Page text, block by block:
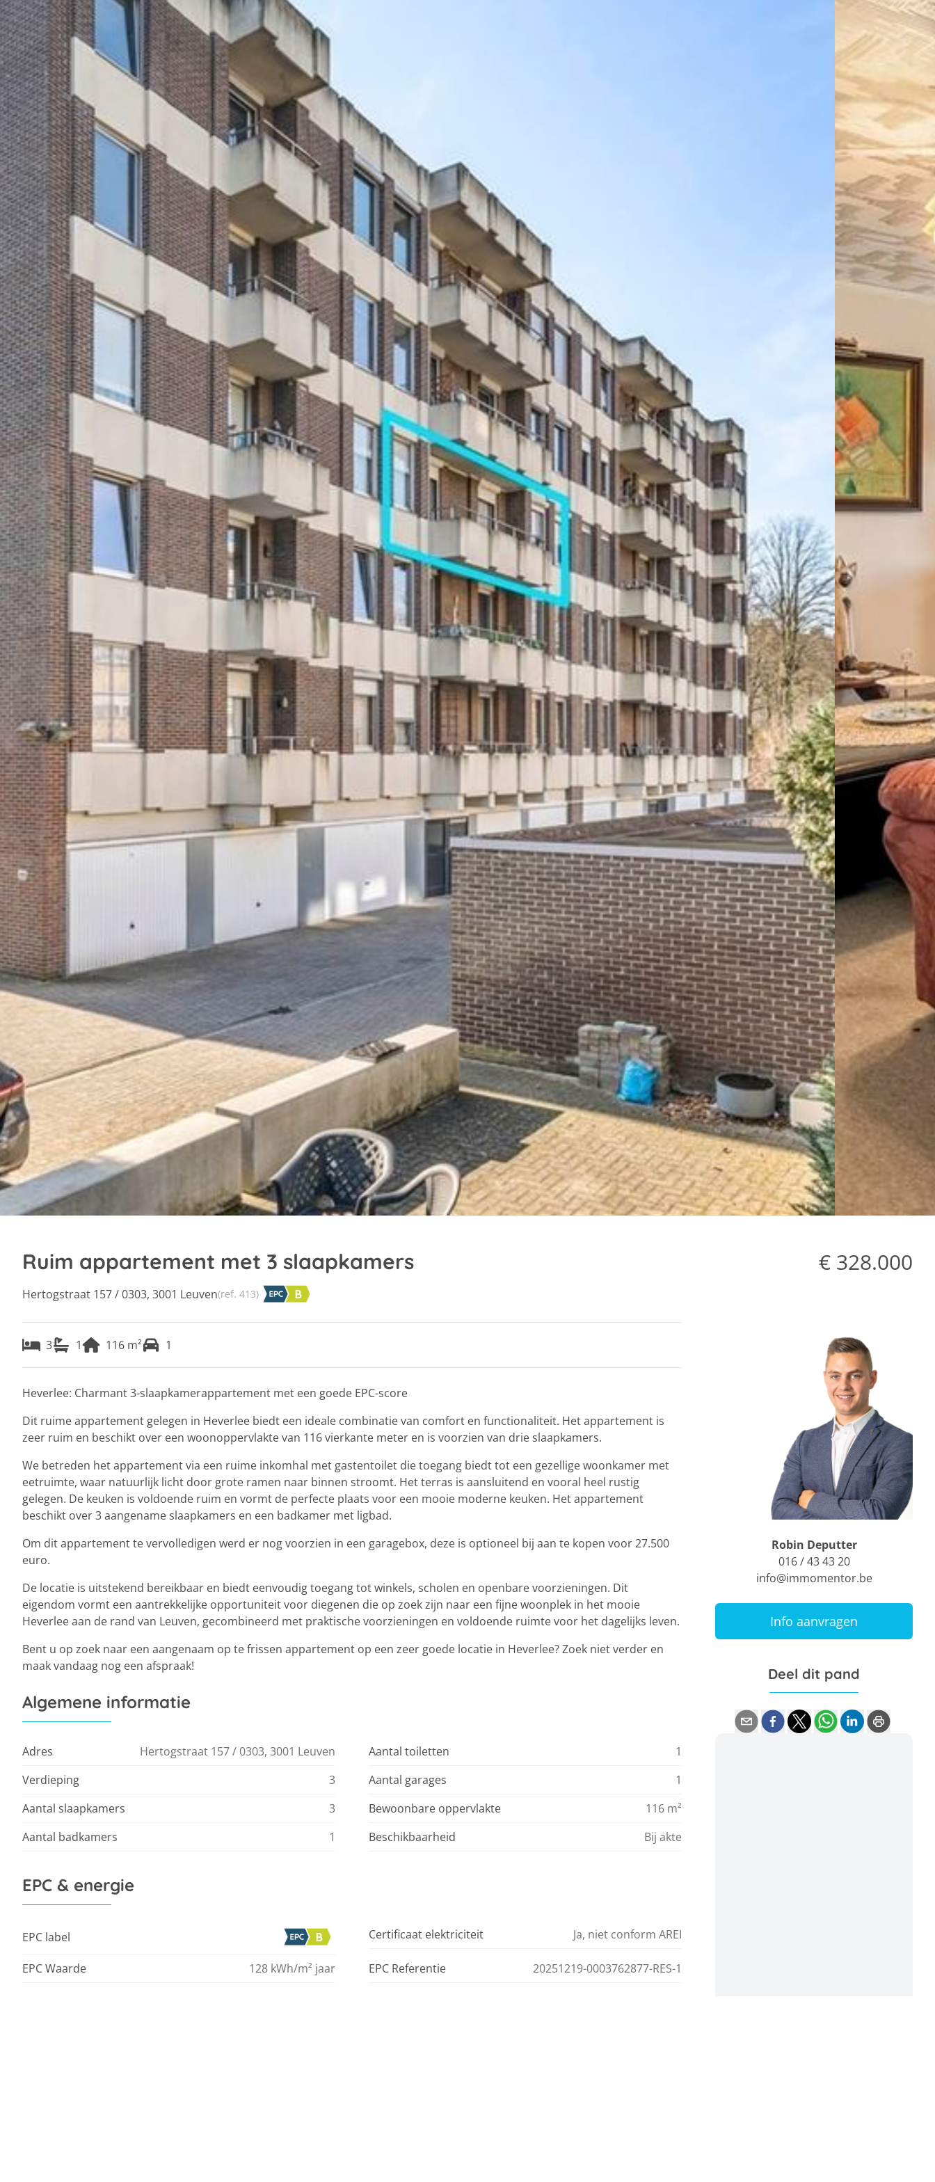
Ruim appartement met 3 slaapkamers € 328.000
Hertogstraat 157 / 0303, 3001 Leuven(ref. 413)
3 1 116 m² 1
Heverlee: Charmant 3-slaapkamerappartement met een goede EPC-score
Dit ruime appartement gelegen in Heverlee biedt een ideale combinatie van comfort en functionaliteit. Het appartement is
zeer ruim en beschikt over een woonoppervlakte van 116 vierkante meter en is voorzien van drie slaapkamers.
We betreden het appartement via een ruime inkomhal met gastentoilet die toegang biedt tot een gezellige woonkamer met
eetruimte, waar natuurlijk licht door grote ramen naar binnen stroomt. Het terras is aansluitend en vooral heel rustig
gelegen. De keuken is voldoende ruim en vormt de perfecte plaats voor een mooie moderne keuken. Het appartement
beschikt over 3 aangename slaapkamers en een badkamer met ligbad.
Om dit appartement te vervolledigen werd er nog voorzien in een garagebox, deze is optioneel bij aan te kopen voor 27.500
euro.
De locatie is uitstekend bereikbaar en biedt eenvoudig toegang tot winkels, scholen en openbare voorzieningen. Dit
eigendom vormt een aantrekkelijke opportuniteit voor diegenen die op zoek zijn naar een fijne woonplek in het mooie
Heverlee aan de rand van Leuven, gecombineerd met praktische voorzieningen en voldoende ruimte voor het dagelijks leven.
Bent u op zoek naar een aangenaam op te frissen appartement op een zeer goede locatie in Heverlee? Zoek niet verder en
maak vandaag nog een afspraak!
Algemene informatie
Adres Hertogstraat 157 / 0303, 3001 Leuven Aantal toiletten
1
Verdieping
3 Aantal garages
1
Aantal slaapkamers
3 Bewoonbare oppervlakte
116 m²
Aantal badkamers
1 Beschikbaarheid Bij akte
EPC & energie
EPC label Certificaat elektriciteit Ja, niet conform AREI
EPC Waarde 128 kWh/m² jaar EPC Referentie 20251219-0003762877-RES-1
Robin Deputter
016 / 43 43 20
info@immomentor.be
Info aanvragen
Deel dit pand